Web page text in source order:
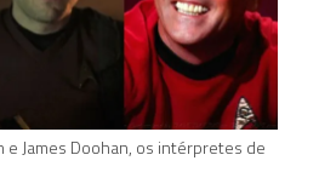
e James Doohan, os intérpretes de